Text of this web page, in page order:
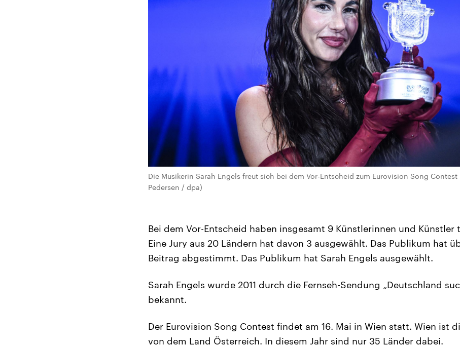
Die Musikerin Sarah Engels freut sich bei dem Vor-Entscheid zum Eurovision Song
Pedersen / dpa)
Bei dem Vor-Entscheid haben insgesamt 9 Künstlerinnen und Künstler
Eine Jury aus 20 Ländern hat davon 3 ausgewählt. Das Publikum hat
Beitrag abgestimmt. Das Publikum hat Sarah Engels ausgewählt.
Sarah Engels wurde 2011 durch die Fernseh-Sendung „Deutschland
bekannt.
Der Eurovision Song Contest findet am 16. Mai in Wien statt. Wien ist
von dem Land Österreich. In diesem Jahr sind nur 35 Länder dabei.